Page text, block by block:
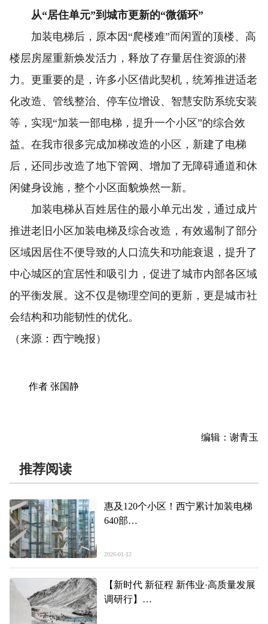
从“居住单元”到城市更新的“微循环”
加装电梯后，原本因“爬楼难”而闲置的顶楼、高
楼层房屋重新焕发活力，释放了存量居住资源的潜
力。更重要的是，许多小区借此契机，统筹推进适老
化改造、管线整治、停车位增设、智慧安防系统安装
等，实现“加装一部电梯，提升一个小区”的综合效
益。在我市很多完成加梯改造的小区，新建了电梯
后，还同步改造了地下管网、增加了无障碍通道和休
闲健身设施，整个小区面貌焕然一新。
加装电梯从百姓居住的最小单元出发，通过成片
推进老旧小区加装电梯及综合改造，有效遏制了部分
区域因居住不便导致的人口流失和功能衰退，提升了
中心城区的宜居性和吸引力，促进了城市内部各区域
的平衡发展。这不仅是物理空间的更新，更是城市社
会结构和功能韧性的优化。
（来源：西宁晚报）
作者 张国静
编辑：谢青玉
推荐阅读
惠及120个小区！西宁累计加装电梯
640部
2026-01-12
【新时代 新征程 新伟业·高质量发展
调研行】